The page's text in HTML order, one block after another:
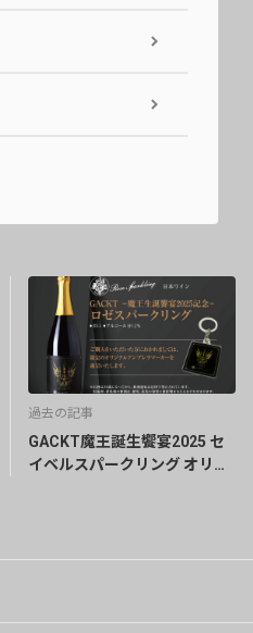
過去の記事
GACKT魔王誕生饗宴2025 セ
イベルスパークリング オリジ